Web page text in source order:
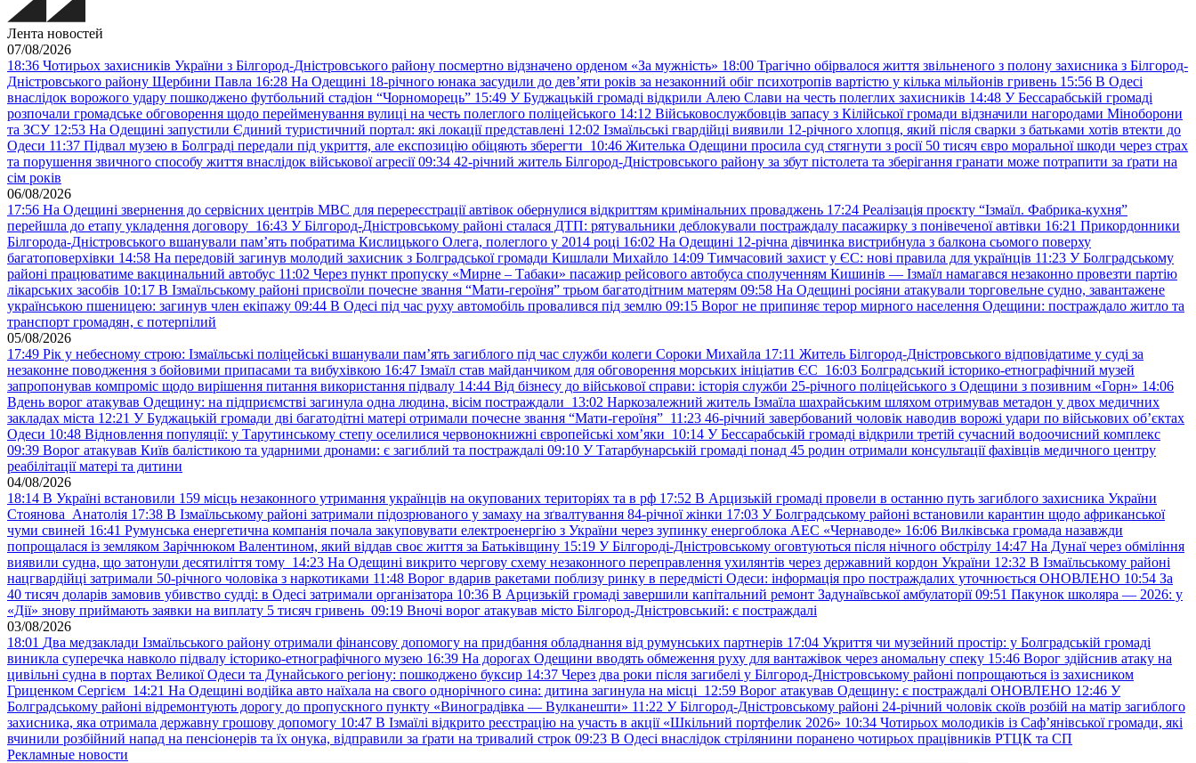
Лента новостей
07/08/2026
18:36 Чотирьох захисників України з Білгород-Дністровського району посмертно відзначено орденом «За мужність» 18:00 Трагічно обірвалося життя звільненого з полону захисника з Білгород-
Дністровського району Щербини Павла 16:28 На Одещині 18-річного юнака засудили до дев’яти років за незаконний обіг психотропів вартістю у кілька мільйонів гривень 15:56 В Одесі
внаслідок ворожого удару пошкоджено футбольний стадіон “Чорноморець” 15:49 У Буджацькій громаді відкрили Алею Слави на честь полеглих захисників 14:48 У Бессарабській громаді
розпочали громадське обговорення щодо перейменування вулиці на честь полеглого поліцейського 14:12 Військовослужбовців запасу з Кілійської громади відзначили нагородами Міноборони
та ЗСУ 12:53 На Одещині запустили Єдиний туристичний портал: які локації представлені 12:02 Ізмаїльські гвардійці виявили 12-річного хлопця, який після сварки з батьками хотів втекти до
Одеси 11:37 Підвал музею в Болграді передали під укриття, але експозицію обіцяють зберегти 10:46 Жителька Одещини просила суд стягнути з росії 50 тисяч євро моральної шкоди через страх
та порушення звичного способу життя внаслідок військової агресії 09:34 42-річний житель Білгород-Дністровського району за збут пістолета та зберігання гранати може потрапити за ґрати на
сім років
06/08/2026
17:56 На Одещині звернення до сервісних центрів МВС для перереєстрації автівок обернулися відкриттям кримінальних проваджень 17:24 Реалізація проєкту “Ізмаїл. Фабрика-кухня”
перейшла до етапу укладення договору 16:43 У Білгород-Дністровському районі сталася ДТП: рятувальники деблокували постраждалу пасажирку з понівеченої автівки 16:21 Прикордонники
Білгорода-Дністровського вшанували пам’ять побратима Кислицького Олега, полеглого у 2014 році 16:02 На Одещині 12-річна дівчинка вистрибнула з балкона сьомого поверху
багатоповерхівки 14:58 На передовій загинув молодий захисник з Болградської громади Кишлали Михайло 14:09 Тимчасовий захист у ЄС: нові правила для українців 11:23 У Болградському
районі працюватиме вакцинальний автобус 11:02 Через пункт пропуску «Мирне – Табаки» пасажир рейсового автобуса сполученням Кишинів — Ізмаїл намагався незаконно провезти партію
лікарських засобів 10:17 В Ізмаїльському районі присвоїли почесне звання “Мати-героїня” трьом багатодітним матерям 09:58 На Одещині росіяни атакували торговельне судно, завантажене
українською пшеницею: загинув член екіпажу 09:44 В Одесі під час руху автомобіль провалився під землю 09:15 Ворог не припиняє терор мирного населення Одещини: постраждало житло та
транспорт громадян, є потерпілий
05/08/2026
17:49 Рік у небесному строю: Ізмаїльські поліцейські вшанували пам’ять загиблого під час служби колеги Сороки Михайла 17:11 Житель Білгород-Дністровського відповідатиме у суді за
незаконне поводження з бойовими припасами та вибухівкою 16:47 Ізмаїл став майданчиком для обговорення морських ініціатив ЄС 16:03 Болградський історико-етнографічний музей
запропонував компроміс щодо вирішення питання використання підвалу 14:44 Від бізнесу до військової справи: історія служби 25-річного поліцейського з Одещини з позивним «Горн» 14:06
Вдень ворог атакував Одещину: на підприємстві загинула одна людина, вісім постраждали 13:02 Наркозалежний житель Ізмаїла шахрайським шляхом отримував метадон у двох медичних
закладах міста 12:21 У Буджацькій громади дві багатодітні матері отримали почесне звання “Мати-героїня” 11:23 46-річний завербований чоловік наводив ворожі удари по військових обʼєктах
Одеси 10:48 Відновлення популяції: у Тарутинському степу оселилися червонокнижні європейські хом’яки 10:14 У Бессарабській громаді відкрили третій сучасний водоочисний комплекс
09:39 Ворог атакував Київ балістикою та ударними дронами: є загиблий та постраждалі 09:10 У Татарбунарській громаді понад 45 родин отримали консультації фахівців медичного центру
реабілітації матері та дитини
04/08/2026
18:14 В Україні встановили 159 місць незаконного утримання українців на окупованих територіях та в рф 17:52 В Арцизькій громаді провели в останню путь загиблого захисника України
Стоянова Анатолія 17:38 В Ізмаїльському районі затримали підозрюваного у замаху на зґвалтування 84-річної жінки 17:03 У Болградському районі встановили карантин щодо африканської
чуми свиней 16:41 Румунська енергетична компанія почала закуповувати електроенергію з України через зупинку енергоблока АЕС «Чернаводе» 16:06 Вилківська громада назавжди
попрощалася із земляком Зарічнюком Валентином, який віддав своє життя за Батьківщину 15:19 У Білгороді-Дністровському оговтуються після нічного обстрілу 14:47 На Дунаї через обміління
виявили судна, що затонули десятиліття тому 14:23 На Одещині викрито чергову схему незаконного переправлення ухилянтів через державний кордон України 12:32 В Ізмаїльському районі
нацгвардійці затримали 50-річного чоловіка з наркотиками 11:48 Ворог вдарив ракетами поблизу ринку в передмісті Одеси: інформація про постраждалих уточнюється ОНОВЛЕНО 10:54 За
40 тисяч доларів замовив убивство судді: в Одесі затримали організатора 10:36 В Арцизькій громаді завершили капітальний ремонт Задунаївської амбулаторії 09:51 Пакунок школяра — 2026: у
«Дії» знову приймають заявки на виплату 5 тисяч гривень 09:19 Вночі ворог атакував місто Білгород-Дністровський: є постраждалі
03/08/2026
18:01 Два медзаклади Ізмаїльського району отримали фінансову допомогу на придбання обладнання від румунських партнерів 17:04 Укриття чи музейний простір: у Болградській громаді
виникла суперечка навколо підвалу історико-етнографічного музею 16:39 На дорогах Одещини вводять обмеження руху для вантажівок через аномальну спеку 15:46 Ворог здійснив атаку на
цивільні судна в портах Великої Одеси та Дунайського регіону: пошкоджено буксир 14:37 Через два роки після загибелі у Білгород-Дністровському районі попрощаються із захисником
Гриценком Сергієм 14:21 На Одещині водійка авто наїхала на свого однорічного сина: дитина загинула на місці 12:59 Ворог атакував Одещину: є постраждалі ОНОВЛЕНО 12:46 У
Болградському районі відремонтують дорогу до пропускного пункту «Виноградівка — Вулканешти» 11:22 У Білгород-Дністровському районі 24-річний чоловік скоїв розбій на матір загиблого
захисника, яка отримала державну грошову допомогу 10:47 В Ізмаїлі відкрито реєстрацію на участь в акції «Шкільний портфелик 2026» 10:34 Чотирьох молодиків із Саф’янівської громади, які
вчинили розбійний напад на пенсіонерів та їх онука, відправили за ґрати на тривалий строк 09:23 В Одесі внаслідок стрілянини поранено чотирьох працівників РТЦК та СП
Рекламные новости